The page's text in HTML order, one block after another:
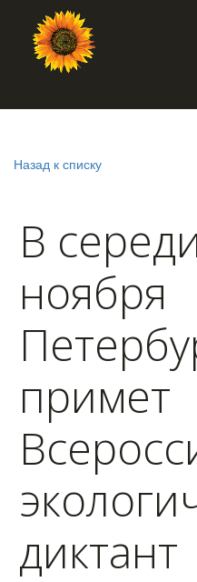
Назад к списку
В
ноября
примет
диктант